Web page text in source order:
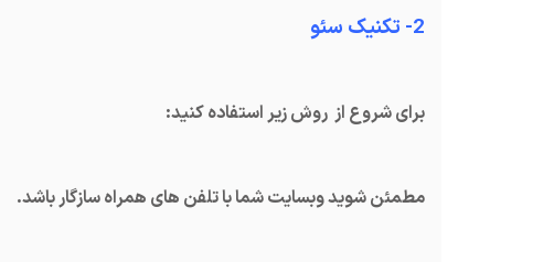
2- تکنیک سئو
برای شروع از روش زیر استفاده کنید:
مطمئن شوید وبسایت شما با تلفن های همراه سازگار باشد.